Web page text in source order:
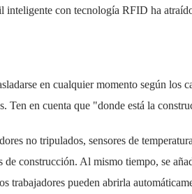
inteligente con tecnología RFID ha
en cualquier momento según los
Ten en cuenta que "donde está la
no tripulados, sensores de
de construcción. Al mismo tiempo, se
pueden abrirla